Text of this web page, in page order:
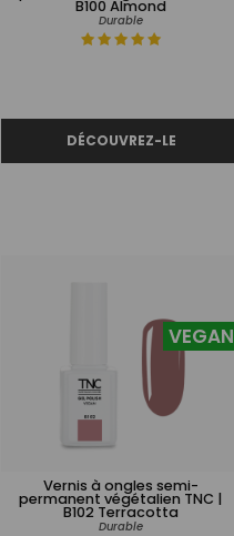
B100 Almond
Durable
Vernis à ongles semi-
permanent végétalien TNC |
B102 Terracotta
Durable
VEGAN